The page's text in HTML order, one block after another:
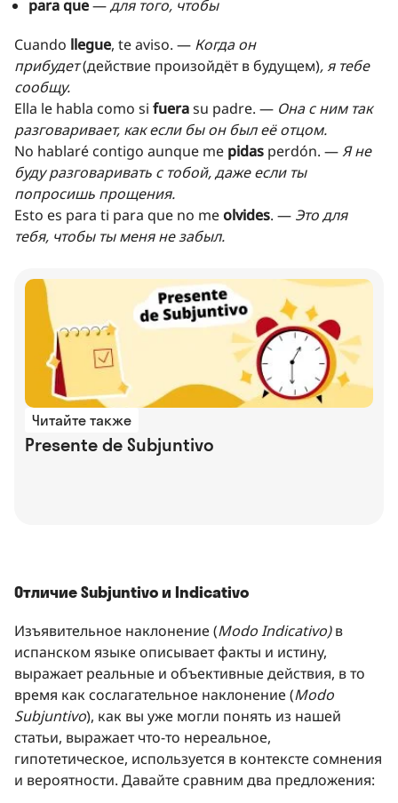
para que—для того, чтобы
Cuando llegue, te aviso. — Когда он
прибудет(действие произойдёт в будущем), я тебе
сообщу.
Ella le habla como si fuerasu padre. — Она с ним так
разговаривает, как если бы он был её отцом.
No hablaré contigo aunque me pidas perdón. —Я не
буду разговаривать с тобой, даже если ты
попросишь прощения.
Esto es para ti para que no meolvides. — Это для
тебя, чтобы ты меня не забыл.
Читайте также
Presente de Subjuntivo
Отличие Subjuntivo и Indicativo
Изъявительное наклонение (Modo Indicativo)в
испанском языке описывает факты и истину,
выражает реальные и объективные действия, в то
время как сослагательное наклонение (Modo
Subjuntivo), как вы уже могли понять из нашей
статьи, выражает что-то нереальное,
гипотетическое, используется в контексте сомнения
и вероятности. Давайте сравним два предложения: